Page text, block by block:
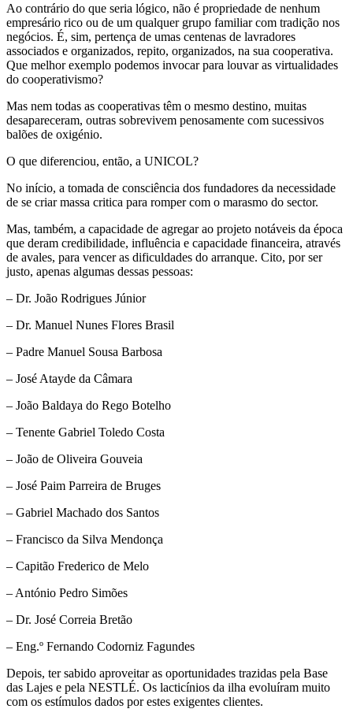
Ao contrário do que seria lógico, não é propriedade de nenhum
empresário rico ou de um qualquer grupo familiar com tradição nos
negócios. É, sim, pertença de umas centenas de lavradores
associados e organizados, repito, organizados, na sua cooperativa.
Que melhor exemplo podemos invocar para louvar as virtualidades
do cooperativismo?
Mas nem todas as cooperativas têm o mesmo destino, muitas
desapareceram, outras sobrevivem penosamente com sucessivos
balões de oxigénio.
O que diferenciou, então, a UNICOL?
No início, a tomada de consciência dos fundadores da necessidade
de se criar massa critica para romper com o marasmo do sector.
Mas, também, a capacidade de agregar ao projeto notáveis da época
que deram credibilidade, influência e capacidade financeira, através
de avales, para vencer as dificuldades do arranque. Cito, por ser
justo, apenas algumas dessas pessoas:
– Dr. João Rodrigues Júnior
– Dr. Manuel Nunes Flores Brasil
– Padre Manuel Sousa Barbosa
– José Atayde da Câmara
– João Baldaya do Rego Botelho
– Tenente Gabriel Toledo Costa
– João de Oliveira Gouveia
– José Paim Parreira de Bruges
– Gabriel Machado dos Santos
– Francisco da Silva Mendonça
– Capitão Frederico de Melo
– António Pedro Simões
– Dr. José Correia Bretão
– Eng.º Fernando Codorniz Fagundes
Depois, ter sabido aproveitar as oportunidades trazidas pela Base
das Lajes e pela NESTLÉ. Os lacticínios da ilha evoluíram muito
com os estímulos dados por estes exigentes clientes.